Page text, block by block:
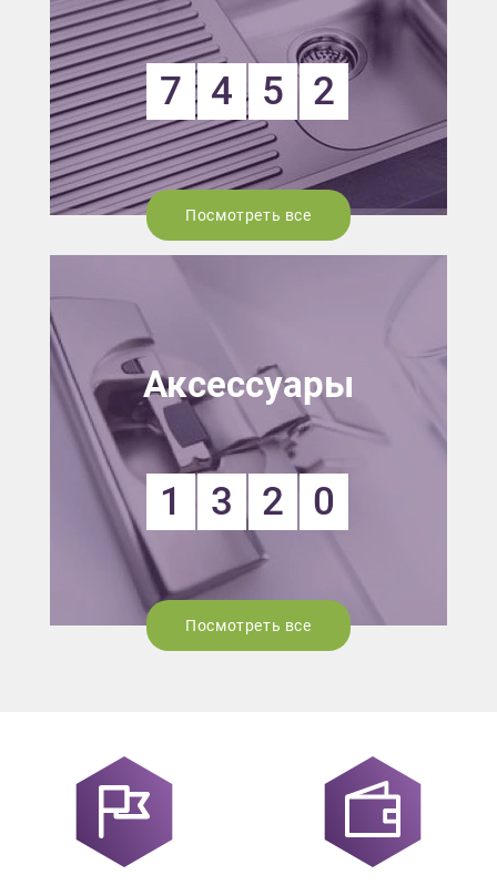
7 4 5 2
Посмотреть все
Аксессуары
1 3 2 0
Посмотреть все